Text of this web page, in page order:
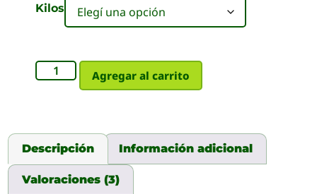
Kilos
Agregar al carrito
Descripción Información adicional
Valoraciones (3)